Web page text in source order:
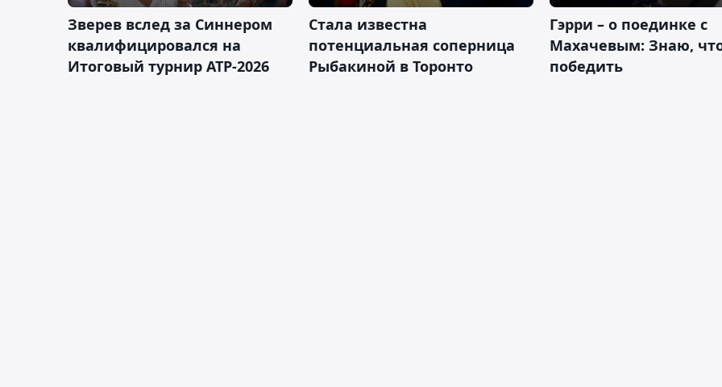
Зверев вслед за Синнером
квалифицировался на
Итоговый турнир ATP-2026
Cтала известна
потенциальная соперница
Рыбакиной в Торонто
Гэрри – о поединке с
Махачевым: Знаю,
победить